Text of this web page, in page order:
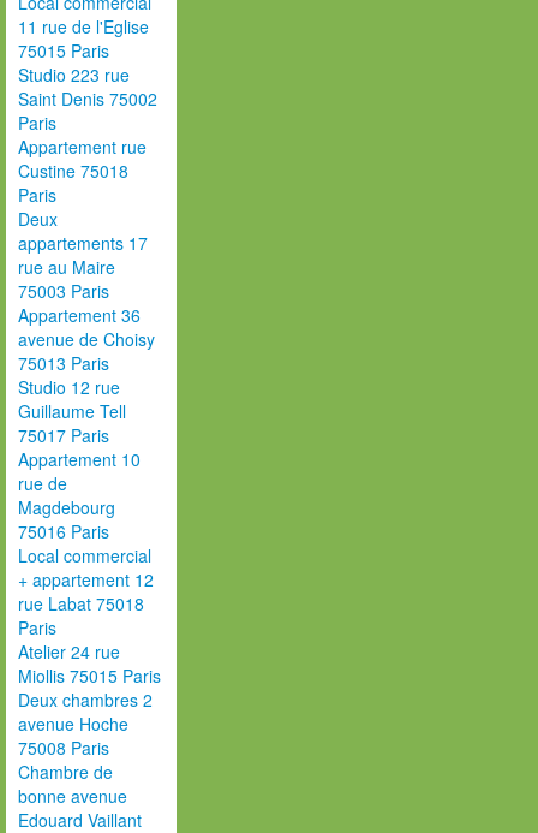
11 rue de l'Eglise
75015 Paris
Studio 223 rue
Saint Denis 75002
Paris
Appartement rue
Custine 75018
Paris
Deux
appartements 17
rue au Maire
75003 Paris
Appartement 36
avenue de Choisy
75013 Paris
Studio 12 rue
Guillaume Tell
75017 Paris
Appartement 10
rue de
Magdebourg
75016 Paris
Local commercial
+ appartement 12
rue Labat 75018
Paris
Atelier 24 rue
Miollis 75015 Paris
Deux chambres 2
avenue Hoche
75008 Paris
Chambre de
bonne avenue
Edouard Vaillant